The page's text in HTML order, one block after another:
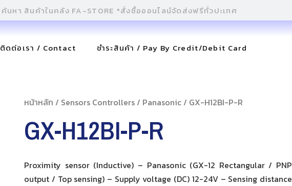
ติดต่อเรา / Contact ชำระสินค้า / Pay By Credit/Debit Card
หน้าหลัก / Sensors Controllers / Panasonic / GX-H12BI-P-R
GX-H12BI-P-R
Proximity sensor (Inductive) – Panasonic (GX-12 Rectangular / PNP
output / Top sensing) – Supply voltage (DC) 12-24V – Sensing distance